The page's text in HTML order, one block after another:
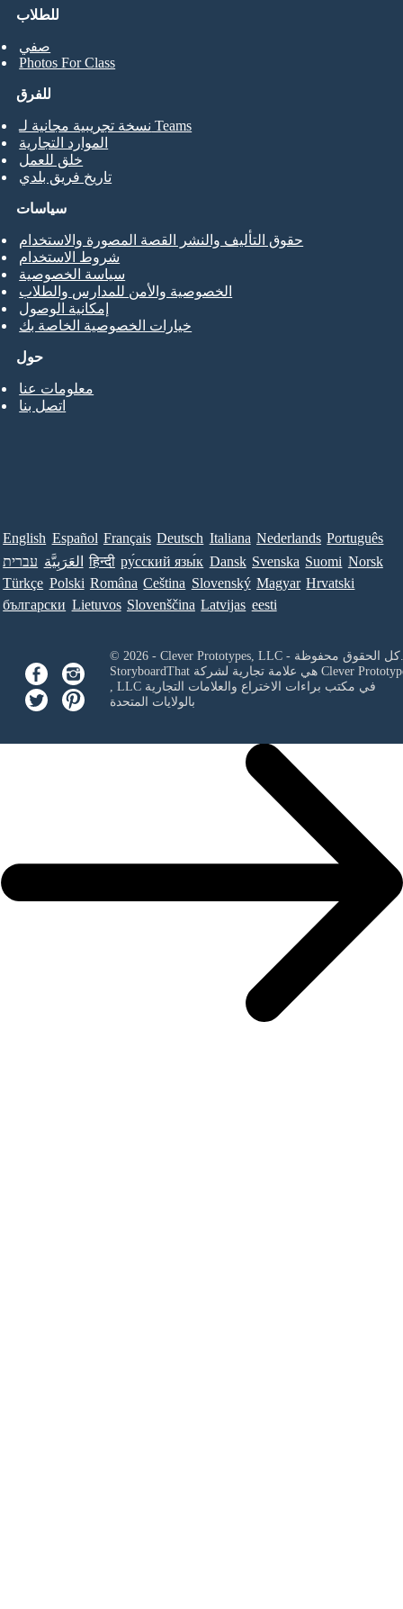
للطلاب
صفي
Photos For Class
للفرق
نسخة تجريبية مجانية لـ Teams
الموارد التجارية
خلق للعمل
تاريخ فريق بلدي
حول
معلومات عنا
اتصل بنا
سياسات
حقوق التأليف والنشر القصة المصورة والاستخدام
شروط الاستخدام
سياسة الخصوصية
الخصوصية والأمن للمدارس والطلاب
إمكانية الوصول
خيارات الخصوصية الخاصة بك
English Español Français Deutsch Italiana Nederlands Português
עברית العَرَبِيَّة हिन्दी ру́сский язы́к Dansk Svenska Suomi Norsk
Türkçe Polski Româna Ceština Slovenský Magyar Hrvatski
български Lietuvos Slovenščina Latvijas eesti
© 2026 - Clever Prototypes, LLC - كل الحقوق محفوظة.
StoryboardThat هي علامة تجارية لشركة Clever
, LLCفي مكتب براءات الاختراع والعلامات التجارية
بالولايات المتحدة